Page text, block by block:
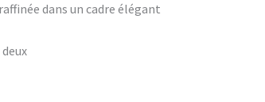
dans un cadre élégant